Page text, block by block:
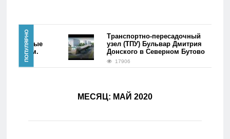
Главная
Новости
ПОПУЛЯРНО
Первые
Транспортно-пересадочный
узел (ТПУ) Бульвар Дмитрия
Донского в Северном Бутово
17906
МЕСЯЦ: МАЙ 2020